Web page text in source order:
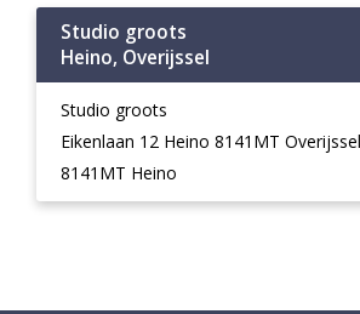
Studio groots
Heino, Overijssel
Studio groots
Eikenlaan 12 Heino 8141MT Overijssel
8141MT Heino